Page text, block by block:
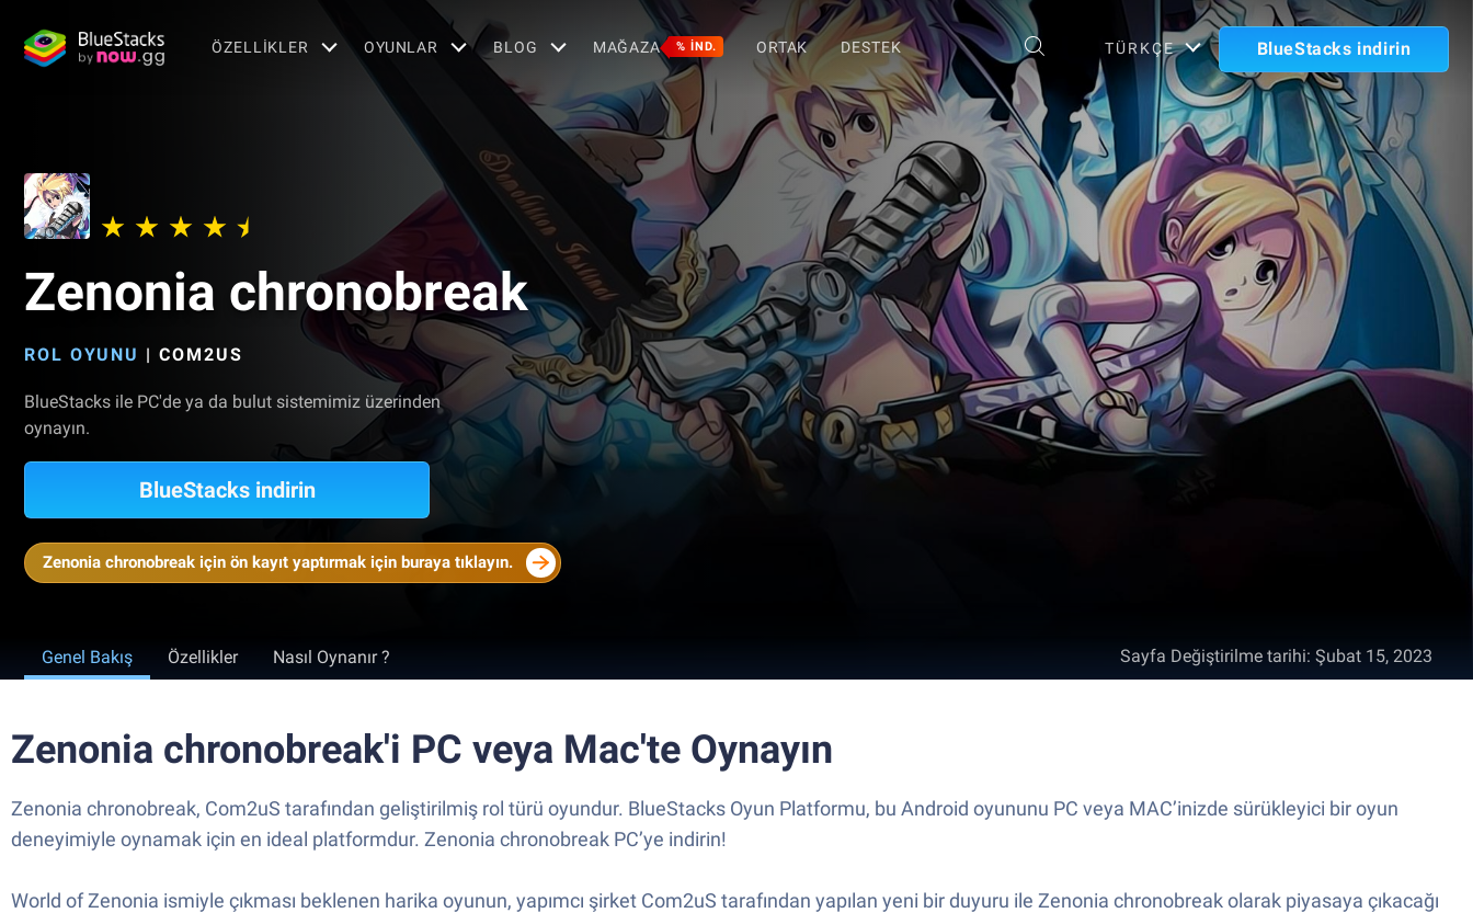
ÖZELLIKLER OYUNLAR BLOG MAĞAZA % IND. ORTAK DESTEK TÜRKÇE BlueStacks indirin
Zenonia chronobreak
ROL OYUNU | COM2US
BlueStacks ile PC'de ya da bulut sistemimiz üzerinden
oynayın.
BlueStacks indirin
Zenonia chronobreak için ön kayıt yaptırmak için buraya tıklayın.
Genel Bakış Özellikler Nasıl Oynanır ? Sayfa Değiştirilme tarihi: Şubat 15, 2023
Zenonia chronobreak'i PC veya Mac'te Oynayın
Zenonia chronobreak, Com2uS tarafından geliştirilmiş rol türü oyundur. BlueStacks Oyun Platformu, bu Android oyununu PC veya MAC’inizde sürükleyici bir oyun
deneyimiyle oynamak için en ideal platformdur. Zenonia chronobreak PC’ye indirin!
World of Zenonia ismiyle çıkması beklenen harika oyunun, yapımcı şirket Com2uS tarafından yapılan yeni bir duyuru ile Zenonia chronobreak olarak piyasaya çıkacağı